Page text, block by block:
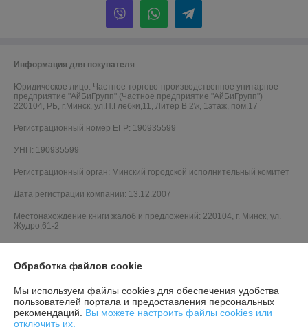
Информация для покупателя
Юридическое лицо: Частное торгово-производственное унитарное
предприятие "АйБиГрупп" (Частное предприятие "АйБиГрупп")
220104, РБ, г.Минск, ул.П.Глебки,11, Литер В 2\к, 1этаж, пом.17
Регистрационный номер ЕГР: 190935599
УНП: 190935599
Регистрационный орган: Минский городской исполнительный комитет
Дата регистрации компании: 13.12.2007
Местонахождение книги жалоб и предложений: 220104, г. Минск, ул.
Жудро,61-2
Обработка файлов cookie
Мы используем файлы cookies для обеспечения удобства
пользователей портала и предоставления персональных
рекомендаций. Вы можете настроить файлы cookies или
отключить их.